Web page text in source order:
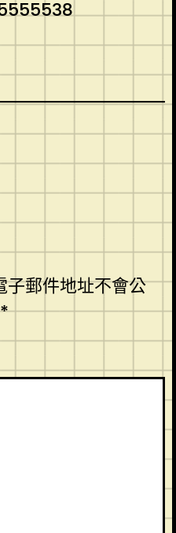
子郵件地址不會公
*